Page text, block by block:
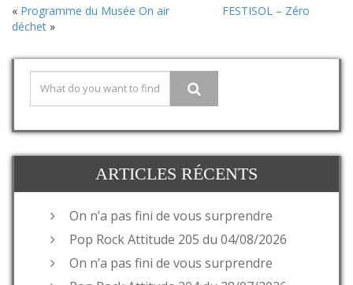
« Programme du Musée On air
FESTISOL – Zéro
déchet »
ARTICLES RÉCENTS
On n’a pas fini de vous surprendre
Pop Rock Attitude 205 du 04/08/2026
On n’a pas fini de vous surprendre